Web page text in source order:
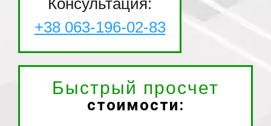
Консультация:
+38 063-196-02-83
Быстрый просчет
стоимости: